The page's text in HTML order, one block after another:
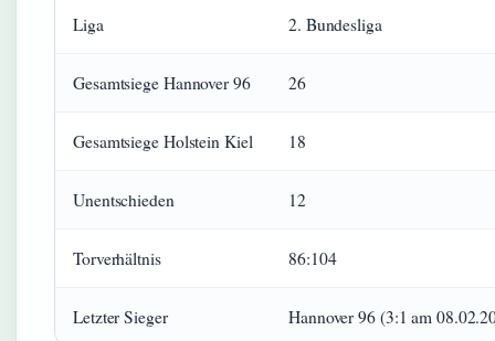
Liga 2. Bundesliga
Gesamtsiege Hannover 96 26
Gesamtsiege Holstein Kiel 18
Unentschieden 12
Torverhältnis 86:104
Letzter Sieger Hannover 96 (3:1 am